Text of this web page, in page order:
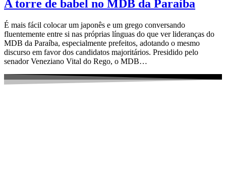
A torre de babel no MDB da Paraíba
É mais fácil colocar um japonês e um grego conversando
fluentemente entre si nas próprias línguas do que ver lideranças do
MDB da Paraíba, especialmente prefeitos, adotando o mesmo
discurso em favor dos candidatos majoritários. Presidido pelo
senador Veneziano Vital do Rego, o MDB…